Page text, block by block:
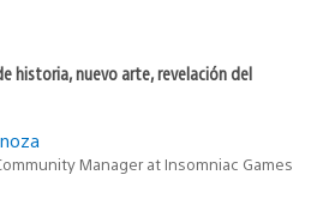
historia, nuevo arte, revelación del
Manager at Insomniac Games